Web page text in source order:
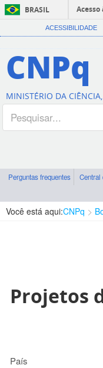
BRASIL
ACESSIBILIDADE
CNPq
MINISTÉRIO DA
Perguntas frequentes Central
Você está aqui:CNPq
Projetos
País